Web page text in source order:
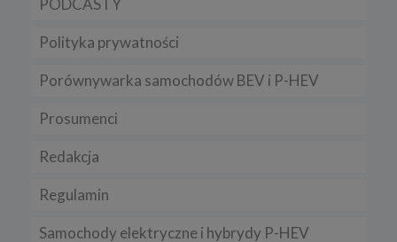
PODCASTY
Polityka prywatności
Porównywarka samochodów BEV i P-HEV
Prosumenci
Redakcja
Regulamin
Samochody elektryczne i hybrydy P-HEV